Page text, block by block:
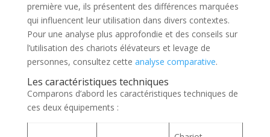
première vue, ils présentent des différences marquées
qui influencent leur utilisation dans divers contextes.
Pour une analyse plus approfondie et des conseils sur
l’utilisation des chariots élévateurs et levage de
personnes, consultez cette analyse comparative.
Les caractéristiques techniques
Comparons d’abord les caractéristiques techniques de
ces deux équipements :